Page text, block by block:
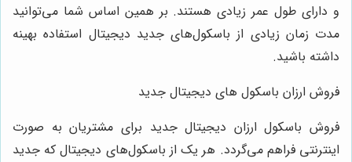
و دارای طول عمر زیادی هستند. بر همین اساس شما می‌توانید
مدت زمان زیادی از باسکول‌های جدید دیجیتال استفاده بهینه
داشته باشید.
فروش ارزان باسکول های دیجیتال جدید
فروش باسکول ارزان دیجیتال جدید برای مشتریان به صورت
اینترنتی فراهم می‌گردد. هر یک از باسکول‌های دیجیتال که جدید